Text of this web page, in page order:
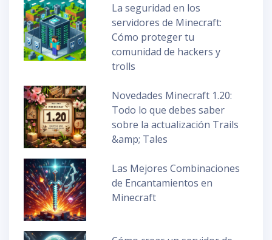
La seguridad en los
servidores de Minecraft:
Cómo proteger tu
comunidad de hackers y
trolls
Novedades Minecraft 1.20:
Todo lo que debes saber
sobre la actualización Trails
&amp; Tales
Las Mejores Combinaciones
de Encantamientos en
Minecraft